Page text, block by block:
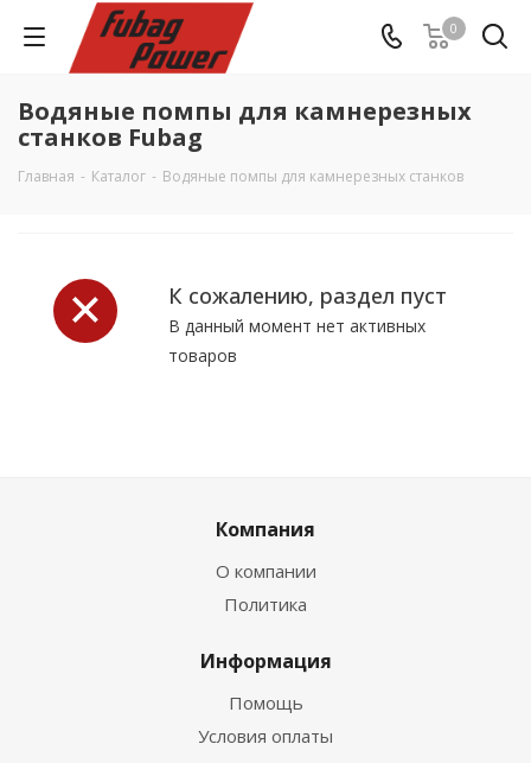
0
Водяные помпы для камнерезных
станков Fubag
Главная - Каталог - Водяные помпы для камнерезных станков
К сожалению, раздел пуст
В данный момент нет активных
товаров
Компания
О компании
Политика
Информация
Помощь
Условия оплаты